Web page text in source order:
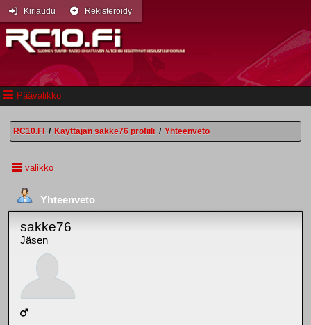
Päävalikko
Kirjaudu Rekisteröidy
RC10.FI / Käyttäjän sakke76 profiili / Yhteenveto
valikko
Yhteenveto
sakke76
Jäsen